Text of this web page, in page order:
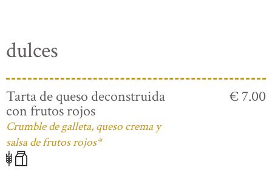
dulces
Tarta de queso deconstruida
con frutos rojos
Crumble de galleta, queso crema y
salsa de frutos rojos*
€ 7.00